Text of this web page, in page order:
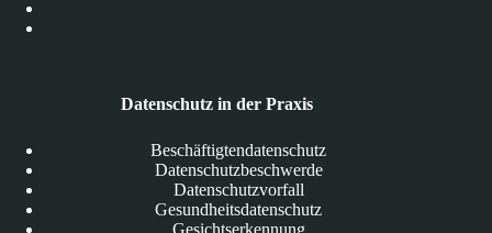
Datenschutz in der Praxis
Beschäftigtendatenschutz
Datenschutzbeschwerde
Datenschutzvorfall
Gesundheitsdatenschutz
Gesichtserkennung